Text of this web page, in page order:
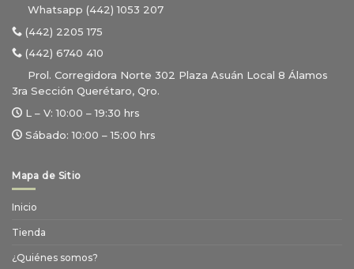
Whatsapp (442) 1053 207
(442) 2205 175
(442) 6740 410
Prol. Corregidora Norte 302 Plaza Asuán Local 8 Álamos
3ra Sección Querétaro, Qro.
L – V: 10:00 – 19:30 hrs
Sábado: 10:00 – 15:00 hrs
Mapa de Sitio
Inicio
Tienda
¿Quiénes somos?